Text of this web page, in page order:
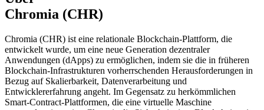
Chromia (CHR)
Chromia (CHR) ist eine relationale Blockchain-Plattform, die
entwickelt wurde, um eine neue Generation dezentraler
Anwendungen (dApps) zu ermöglichen, indem sie die in früheren
Blockchain-Infrastrukturen vorherrschenden Herausforderungen in
Bezug auf Skalierbarkeit, Datenverarbeitung und
Entwicklererfahrung angeht. Im Gegensatz zu herkömmlichen
Smart-Contract-Plattformen, die eine virtuelle Maschine